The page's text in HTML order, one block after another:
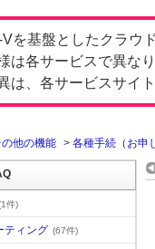
を基盤としたクラウ
各サービスで異なり
、各サービスサイ
の他の機能 > 各種手続（お申
件)
ティング (67件)